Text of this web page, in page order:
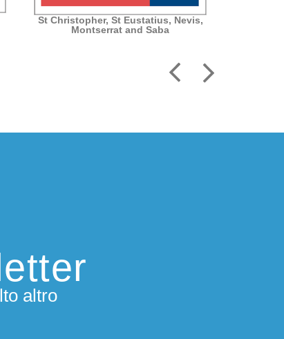
St Christopher, St Eustatius, Nevis,
Montserrat and Saba
altro